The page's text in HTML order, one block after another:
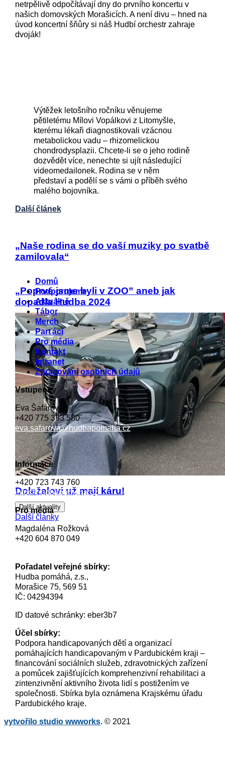
netrpělivě odpočítávají dny do prvního koncertu v
našich domovských Morašicích. A není divu – hned na
úvod koncertní šňůry si náš Hudbí orchestr zahraje
dvoják!
Výtěžek letošního ročníku věnujeme
pětiletému Mílovi Vopálkovi z Litomyšle,
kterému lékaři diagnostikovali vzácnou
metabolickou vadu – rhizomelickou
chondrodysplazii. Chcete-li se o jeho rodině
dozvědět více, nenechte si ujít následující
videomedailonek. Rodina se v něm
představí a podělí se s vámi o příběh svého
malého bojovníka.
Další článek
„Naše rodina se do vaší muziky po svatbě
zamilovala“
„Poprvé jsme byli v ZOO” aneb jak
dopadla Hudba 2024
Doležalovi už mají káru!
Další aktuality
Další články
Menu
Domů
Podporujeme
Aktuálně
Tábor
Merch
Parťáci
Pro média
Kontakt
Intranet
Zpracování osobních údajů
Vstupenky
Eva Šafářova
+420 775 393 580
eva.safarova@hudbapomaha.cz
Informace
+420 723 743 760
info@hudbapomaha.cz
Pro média
Magdaléna Rožková
+420 604 870 049
Pořadatel veřejné sbírky:
Hudba pomáhá, z.s.,
Morašice 75, 569 51
IČ: 04294394
ID datové schránky: eber3b7
Účel sbírky:
Podpora handicapovaných dětí a organizací
pomáhajících handicapovaným v Pardubickém kraji –
financování sociálních služeb, zdravotnických zařízení
a pomůcek zajišťujících komprehenzivní rehabilitaci a
zintenzivnění aktivního života lidí s postižením ve
společnosti. Sbírka byla oznámena Krajskému úřadu
Pardubického kraje.
vytvořilo studio wwworks. © 2021